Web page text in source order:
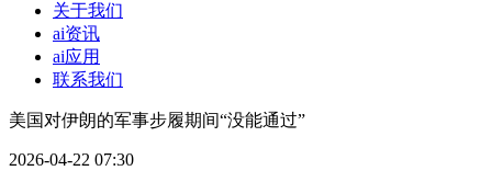
关于我们
ai资讯
ai应用
联系我们
美国对伊朗的军事步履期间“没能通过”
2026-04-22 07:30